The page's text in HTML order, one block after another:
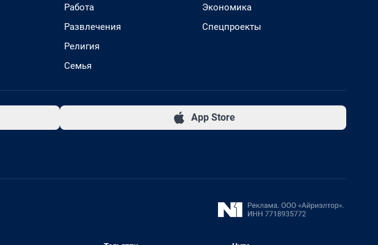
Работа
Развлечения
Религия
Семья
Экономика
Спецпроекты
App Store